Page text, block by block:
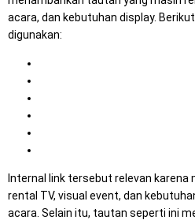
acara, dan kebutuhan display.
digunakan:
Internal link tersebut relevan
rental TV, visual event, dan
acara. Selain itu, tautan seperti ini